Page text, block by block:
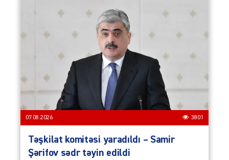
07.08.2026 3801
Təşkilat komitəsi yaradıldı – Samir
Şərifov sədr təyin edildi